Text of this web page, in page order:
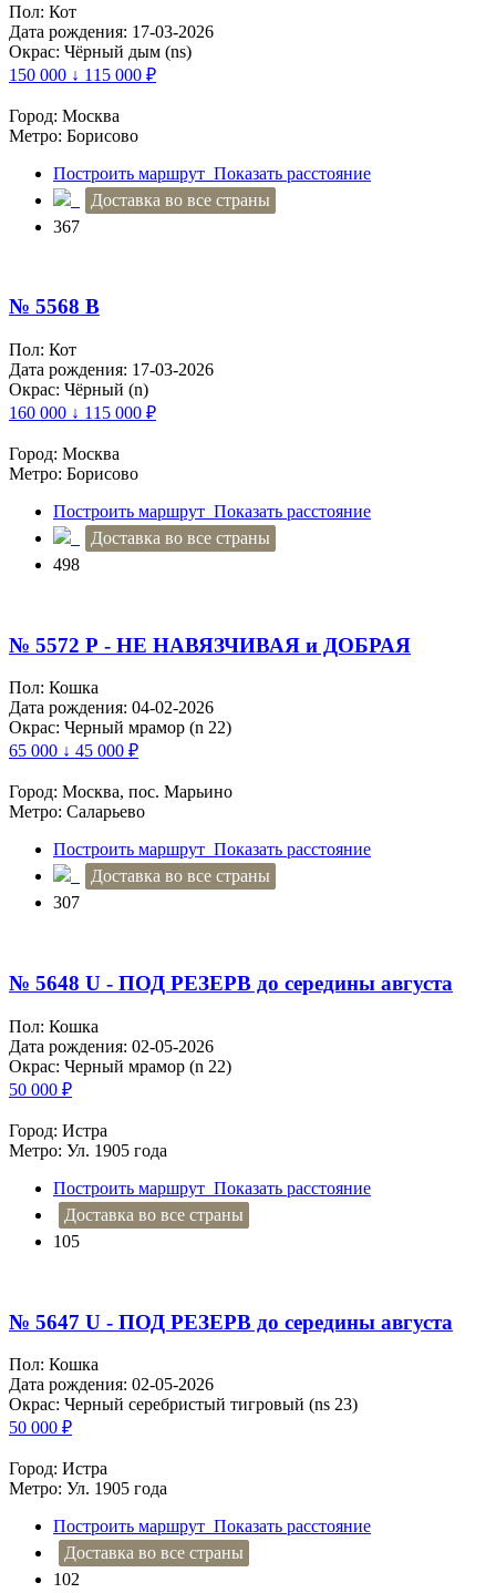
Пол: Кот
Дата рождения: 17-03-2026
Окрас: Чёрный дым (ns)
150 000 ↓ 115 000 ₽
Город: Москва
Метро: Борисово
Построить маршрут Показать расстояние
Доставка во все страны
367
№ 5568 B
Пол: Кот
Дата рождения: 17-03-2026
Окрас: Чёрный (n)
160 000 ↓ 115 000 ₽
Город: Москва
Метро: Борисово
Построить маршрут Показать расстояние
Доставка во все страны
498
№ 5572 Р - НЕ НАВЯЗЧИВАЯ и ДОБРАЯ
Пол: Кошка
Дата рождения: 04-02-2026
Окрас: Черный мрамор (n 22)
65 000 ↓ 45 000 ₽
Город: Москва, пос. Марьино
Метро: Саларьево
Построить маршрут Показать расстояние
Доставка во все страны
307
№ 5648 U - ПОД РЕЗЕРВ до середины августа
Пол: Кошка
Дата рождения: 02-05-2026
Окрас: Черный мрамор (n 22)
50 000 ₽
Город: Истра
Метро: Ул. 1905 года
Построить маршрут Показать расстояние
Доставка во все страны
105
№ 5647 U - ПОД РЕЗЕРВ до середины августа
Пол: Кошка
Дата рождения: 02-05-2026
Окрас: Черный серебристый тигровый (ns 23)
50 000 ₽
Город: Истра
Метро: Ул. 1905 года
Построить маршрут Показать расстояние
Доставка во все страны
102